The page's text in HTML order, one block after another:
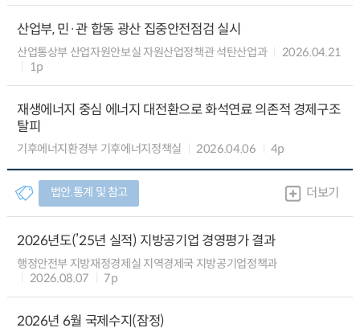
산업부, 민·관 합동 광산 집중안전점검 실시
산업통상부 산업자원안보실 자원산업정책관 석탄산업과
2026.04.21
1p
재생에너지 중심 에너지 대전환으로 화석연료 의존적 경제구조
탈피
기후에너지환경부 기후에너지정책실 2026.04.06 4p
법안.통계 및 참고 더보기
2026년도(’25년 실적) 지방공기업 경영평가 결과
행정안전부 지방재정경제실 지역경제국 지방공기업정책과
2026.08.07
7p
2026년 6월 국제수지(잠정)